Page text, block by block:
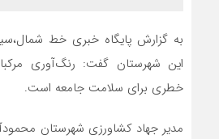
به گزارش پایگاه خبری خط
این شهرستان گفت: رنگ‌آوری
خطری برای سلامت جامعه است.
مدیر جهاد کشاورزی شهرستان